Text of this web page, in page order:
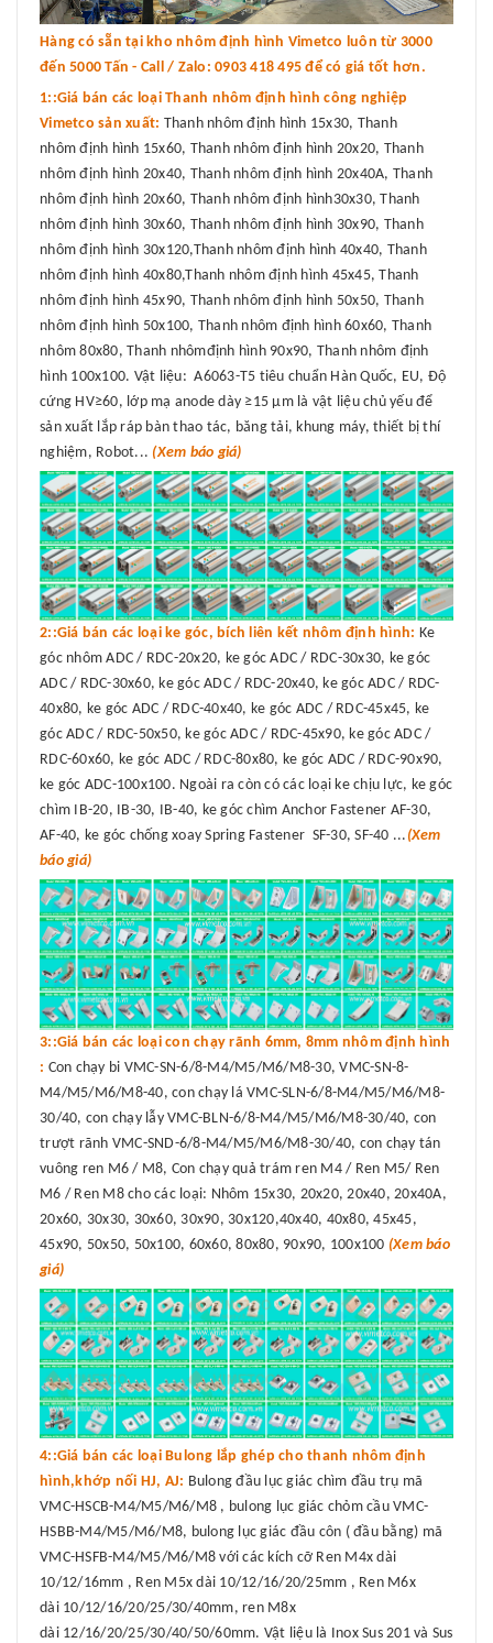
Hàng có sẵn tại kho nhôm định hình Vimetco luôn từ 3000
đến 5000 Tấn - Call / Zalo: 0903 418 495 để có giá tốt hơn.
1::Giá bán các loại Thanh nhôm định hình công nghiệp
Vimetco sản xuất: Thanh nhôm định hình 15x30, Thanh
nhôm định hình 15x60, Thanh nhôm định hình 20x20, Thanh
nhôm định hình 20x40, Thanh nhôm định hình 20x40A, Thanh
nhôm định hình 20x60, Thanh nhôm định hình30x30, Thanh
nhôm định hình 30x60, Thanh nhôm định hình 30x90, Thanh
nhôm định hình 30x120,Thanh nhôm định hình 40x40, Thanh
nhôm định hình 40x80,Thanh nhôm định hình 45x45, Thanh
nhôm định hình 45x90, Thanh nhôm định hình 50x50, Thanh
nhôm định hình 50x100, Thanh nhôm định hình 60x60, Thanh
nhôm 80x80, Thanh nhômđịnh hình 90x90, Thanh nhôm định
hình 100x100. Vật liệu: A6063-T5 tiêu chuẩn Hàn Quốc, EU, Độ
cứng HV≥60, lớp mạ anode dày ≥15 μm là vật liệu chủ yếu để
sản xuất lắp ráp bàn thao tác, băng tải, khung máy, thiết bị thí
nghiệm, Robot... (Xem báo giá)
2::Giá bán các loại ke góc, bích liên kết nhôm định hình: Ke
góc nhôm ADC / RDC-20x20, ke góc ADC / RDC-30x30, ke góc
ADC / RDC-30x60, ke góc ADC / RDC-20x40, ke góc ADC / RDC-
40x80, ke góc ADC / RDC-40x40, ke góc ADC / RDC-45x45, ke
góc ADC / RDC-50x50, ke góc ADC / RDC-45x90, ke góc ADC /
RDC-60x60, ke góc ADC / RDC-80x80, ke góc ADC / RDC-90x90,
ke góc ADC-100x100. Ngoài ra còn có các loại ke chịu lực, ke góc
chìm IB-20, IB-30, IB-40, ke góc chìm Anchor Fastener AF-30,
AF-40, ke góc chống xoay Spring Fastener SF-30, SF-40 ... (Xem
báo giá)
3::Giá bán các loại con chạy rãnh 6mm, 8mm nhôm định hình
: Con chạy bi VMC-SN-6/8-M4/M5/M6/M8-30, VMC-SN-8-
M4/M5/M6/M8-40, con chạy lá VMC-SLN-6/8-M4/M5/M6/M8-
30/40, con chạy lẫy VMC-BLN-6/8-M4/M5/M6/M8-30/40, con
trượt rãnh VMC-SND-6/8-M4/M5/M6/M8-30/40, con chạy tán
vuông ren M6 / M8, Con chạy quả trám ren M4 / Ren M5/ Ren
M6 / Ren M8 cho các loại: Nhôm 15x30, 20x20, 20x40, 20x40A,
20x60, 30x30, 30x60, 30x90, 30x120,40x40, 40x80, 45x45,
45x90, 50x50, 50x100, 60x60, 80x80, 90x90, 100x100 (Xem báo
giá)
4::Giá bán các loại Bulong lắp ghép cho thanh nhôm định
hình,khớp nối HJ, AJ: Bulong đầu lục giác chìm đầu trụ mã
VMC-HSCB-M4/M5/M6/M8 , bulong lục giác chỏm cầu VMC-
HSBB-M4/M5/M6/M8, bulong lục giác đầu côn ( đầu bằng) mã
VMC-HSFB-M4/M5/M6/M8 với các kích cỡ Ren M4x dài
10/12/16mm , Ren M5x dài 10/12/16/20/25mm , Ren M6x
dài 10/12/16/20/25/30/40mm, ren M8x
dài 12/16/20/25/30/40/50/60mm. Vật liệu là Inox Sus 201 và Sus